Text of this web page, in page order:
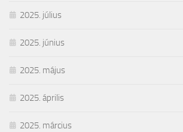
2025. július
2025. június
2025. május
2025. április
2025. március